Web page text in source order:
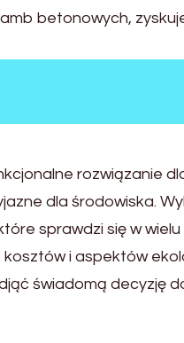
betonowych,
rozwiązanie
dla środowiska.
sprawdzi się w
i aspektów
świadomą decyzję